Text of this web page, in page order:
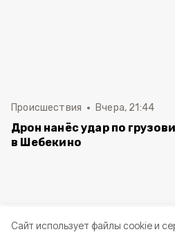
Cайт использует файлы cookie и
Происшествия Вчера, 21:44
Дрон нанёс удар по
в Шебекино